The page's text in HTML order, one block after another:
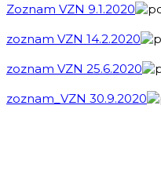
Zoznam VZN 9.1.2020
zoznam VZN 14.2.2020
zoznam VZN 25.6.2020
zoznam_VZN 30.9.2020